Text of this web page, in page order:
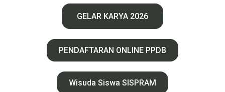
GELAR KARYA 2026
PENDAFTARAN ONLINE PPDB
Wisuda Siswa SISPRAM